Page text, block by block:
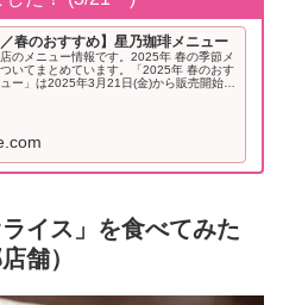
／春のおすすめ】星乃珈琲メニュー
のメニュー情報です。2025年 春の季節メ
いてまとめています。「2025年 春のおす
ー」は2025年3月21日(金)から販売開始と
イス」を食べてみた
舗）